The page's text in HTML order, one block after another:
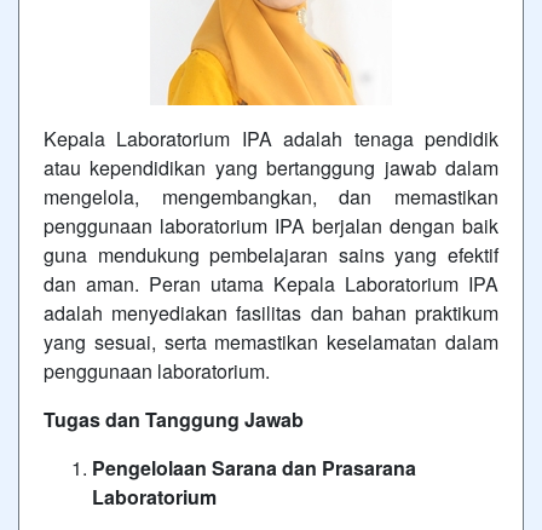
Kepala Laboratorium IPA adalah tenaga pendidik
atau kependidikan yang bertanggung jawab dalam
mengelola, mengembangkan, dan memastikan
penggunaan laboratorium IPA berjalan dengan baik
guna mendukung pembelajaran sains yang efektif
dan aman. Peran utama Kepala Laboratorium IPA
adalah menyediakan fasilitas dan bahan praktikum
yang sesuai, serta memastikan keselamatan dalam
penggunaan laboratorium.
Tugas dan Tanggung Jawab
Pengelolaan Sarana dan Prasarana
Laboratorium